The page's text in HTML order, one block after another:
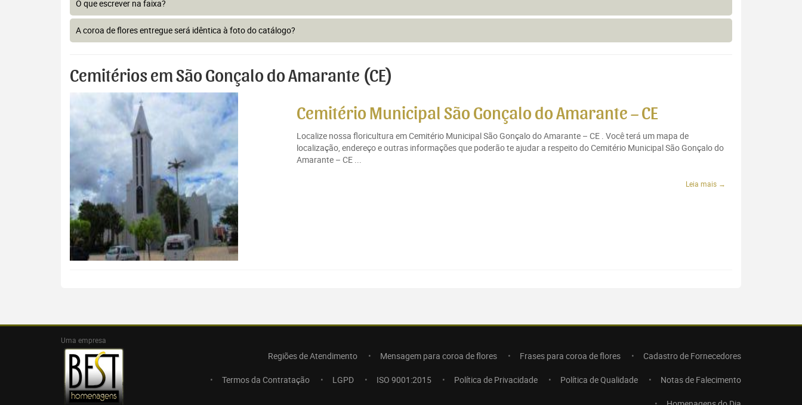
O que escrever na faixa?
A coroa de flores entregue será idêntica à foto do catálogo?
Cemitérios em São Gonçalo do Amarante (CE)
Cemitério Municipal São Gonçalo do Amarante – CE
Localize nossa floricultura em Cemitério Municipal São Gonçalo do Amarante – CE . Você terá um mapa de
localização, endereço e outras informações que poderão te ajudar a respeito do Cemitério Municipal São Gonçalo do
Amarante – CE ...
Leia mais →
Uma empresa
Regiões de Atendimento Mensagem para coroa de flores Frases para coroa de flores Cadastro de Fornecedores
Termos da Contratação LGPD ISO 9001:2015 Política de Privacidade Política de Qualidade Notas de Falecimento